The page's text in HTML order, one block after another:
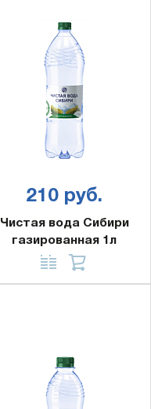
210 руб.
Чистая вода Сибири
газированная 1л